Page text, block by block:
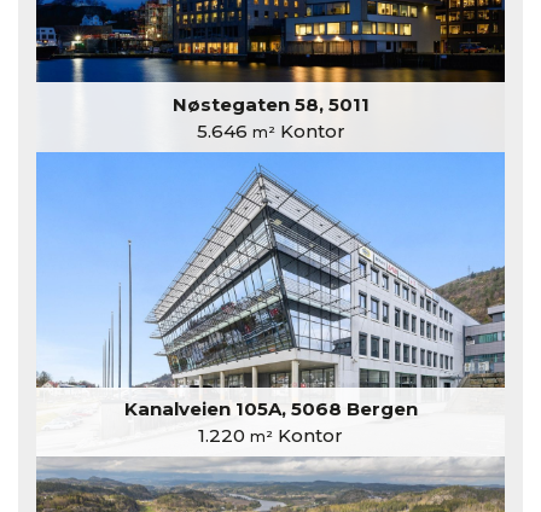
Nøstegaten 58, 5011
5.646 m²Kontor
Kanalveien 105A, 5068 Bergen
1.220 m² Kontor